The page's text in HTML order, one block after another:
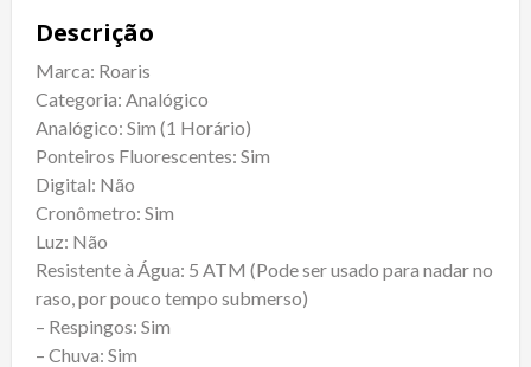
Descrição
Marca: Roaris
Categoria: Analógico
Analógico: Sim (1 Horário)
Ponteiros Fluorescentes: Sim
Digital: Não
Cronômetro: Sim
Luz: Não
Resistente à Água: 5 ATM (Pode ser usado para nadar no
raso, por pouco tempo submerso)
– Respingos: Sim
– Chuva: Sim